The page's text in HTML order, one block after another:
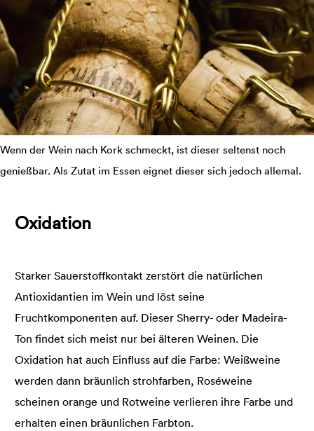
Wenn der Wein nach Kork schmeckt, ist dieser seltenst noch
genießbar. Als Zutat im Essen eignet dieser sich jedoch allemal.
Oxidation
Starker Sauerstoffkontakt zerstört die natürlichen
Antioxidantien im Wein und löst seine
Fruchtkomponenten auf. Dieser Sherry- oder Madeira-
Ton findet sich meist nur bei älteren Weinen. Die
Oxidation hat auch Einfluss auf die Farbe: Weißweine
werden dann bräunlich strohfarben, Roséweine
scheinen orange und Rotweine verlieren ihre Farbe und
erhalten einen bräunlichen Farbton.